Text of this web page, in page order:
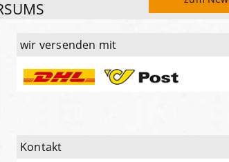
wir versenden mit
Kontakt